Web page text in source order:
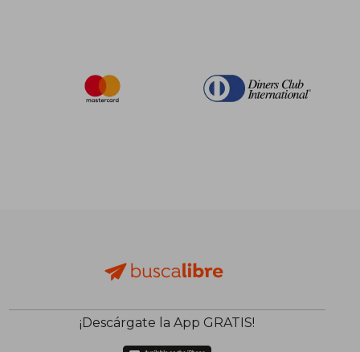
¡Descárgate la App GRATIS!